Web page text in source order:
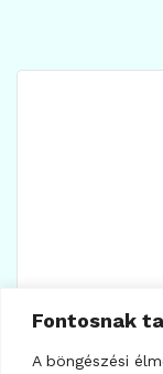
Fontosnak
A böngészési